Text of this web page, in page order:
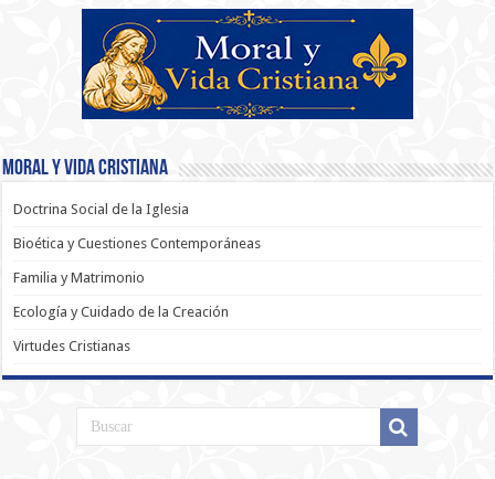
Moral y Vida Cristiana
Doctrina Social de la Iglesia
Bioética y Cuestiones Contemporáneas
Familia y Matrimonio
Ecología y Cuidado de la Creación
Virtudes Cristianas